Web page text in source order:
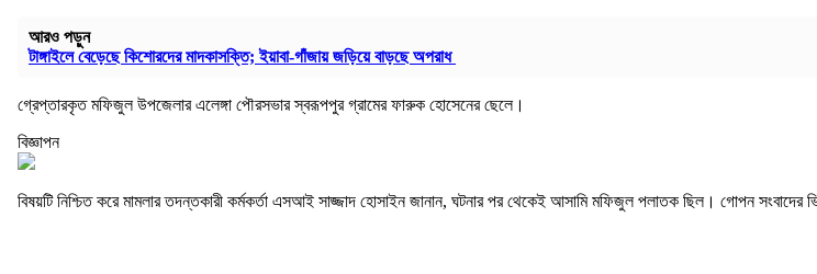
আরও পড়ুন
টাঙ্গাইলে বেড়েছে কিশোরদের মাদকাসক্তি; ইয়াবা-গাঁজায় জড়িয়ে বাড়ছে অপরাধ
গ্রেপ্তারকৃত মফিজুল উপজেলার এলেঙ্গা পৌরসভার স্বরূপপুর গ্রামের ফারুক হোসেনের ছেলে।
বিজ্ঞাপন
বিষয়টি নিশ্চিত করে মামলার তদন্তকারী কর্মকর্তা এসআই সাজ্জাদ হোসাইন জানান, ঘটনার পর থেকেই আসামি মফিজুল পলাতক ছিল। গোপন সংবাদের